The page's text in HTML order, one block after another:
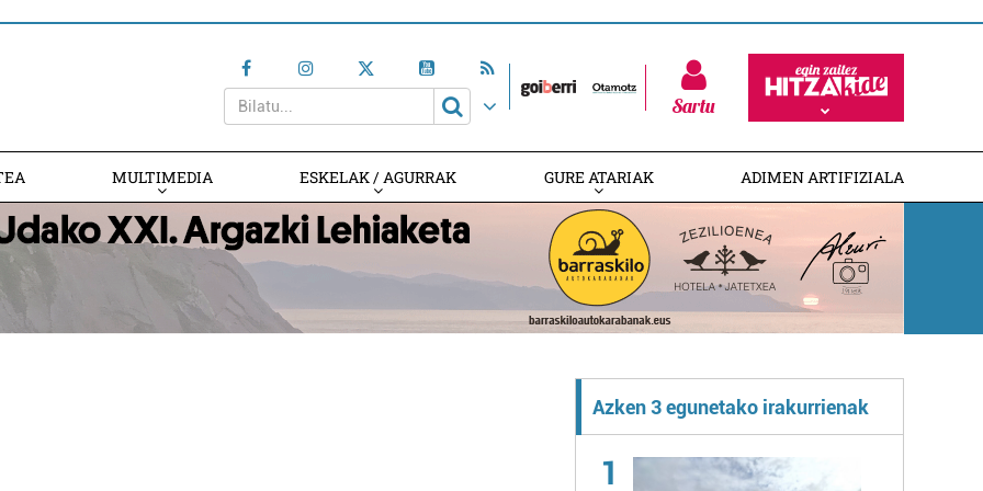
Sartu
MULTIMEDIA ESKELAK / AGURRAK GURE ATARIAK ADIMEN ARTIFIZIALA
Azken 3 egunetako irakurrienak
1